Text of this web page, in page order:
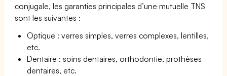
conjugale, les garanties principales d’une mutuelle TNS
sont les suivantes :
Optique : verres simples, verres complexes, lentilles,
etc.
Dentaire : soins dentaires, orthodontie, prothèses
dentaires, etc.